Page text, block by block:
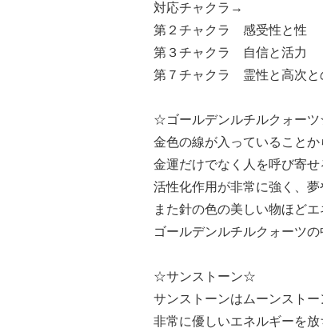
対応チャクラ→
第２チャクラ 感受性と性
第３チャクラ 自信と活力
第７チャクラ 霊性と高次
☆ゴールデンルチルクォー
金色の線が入っていること
金運だけでなく人を呼び寄
活性化作用が非常に強く、
また針の色の美しい物ほど
ゴールデンルチルクォーツ
☆サンストーン☆
サンストーンはムーンスト
非常に優しいエネルギーを放